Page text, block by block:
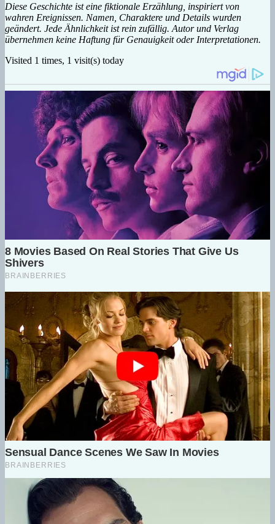
Diese Geschichte ist eine fiktionale Erzählung, inspiriert von
wahren Ereignissen. Namen, Charaktere und Details wurden
geändert. Jede Ähnlichkeit ist rein zufällig. Autor und Verlag
übernehmen keine Haftung für Genauigkeit oder Interpretationen.
Visited 1 times, 1 visit(s) today